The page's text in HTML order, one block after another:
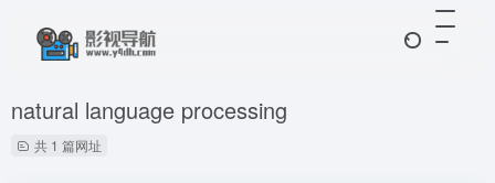
natural language processing
共 1 篇网址